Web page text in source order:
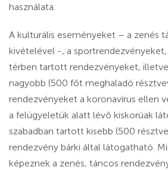
használata.
A kulturális eseményeket – a zenés
kivételével -, a
térben tartott rendezvényeket,
nagyobb (500 főt meghaladó
rendezvényeket a koronavírus ellen
a felügyeletük alatt lévő kiskorúak
szabadban tartott kisebb (500
rendezvény bárki által látogatható.
képeznek a zenés, táncos